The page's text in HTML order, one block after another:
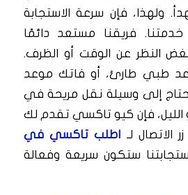
ولهذا، فإن سرعة الاستجابة
فريقنا مستعد دائمًا
بغض النظر عن الوقت أو الظرف.
طبي طارئ، أو فاتك موعد
إلى وسيلة نقل مريحة في
الليل، فإن كيو تاكسي تقدم لك
الاتصال لـ
اطلب تاكسي في
ستكون سريعة وفعالة